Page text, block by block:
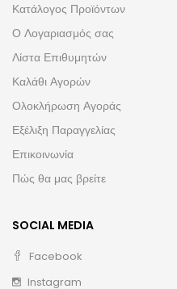
Κατάλογος Προϊόντων
Ο Λογαριασμός σας
Λίστα Επιθυμητών
Καλάθι Αγορών
Ολοκλήρωση Αγοράς
Εξέλιξη Παραγγελίας
Επικοινωνία
Πώς θα μας βρείτε
SOCIAL MEDIA
Facebook
Instagram